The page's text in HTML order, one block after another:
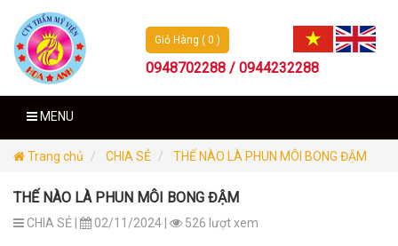
Giỏ Hàng ( 0 )
0948702288 / 0944232288
MENU
Trang chủ CHIA SẺ THẾ NÀO LÀ PHUN MÔI BONG ĐẬM
THẾ NÀO LÀ PHUN MÔI BONG ĐẬM
CHIA SẺ | 02/11/2024 | 526 lượt xem